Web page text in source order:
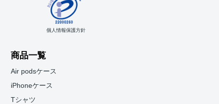
個人情報保護方針
商品一覧
Air podsケース
iPhoneケース
Tシャツ